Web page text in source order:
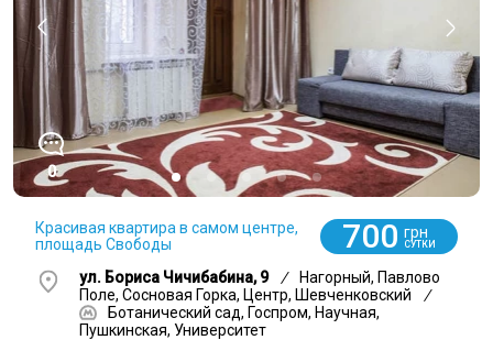
0
Красивая квартира в самом центре,
площадь Свободы
700 грн
СУТКИ
ул. Бориса Чичибабина, 9 /
Нагорный, Павлово
Поле, Сосновая Горка, Центр, Шевченковский
/
Ботанический сад, Госпром, Научная,
Пушкинская, Университет